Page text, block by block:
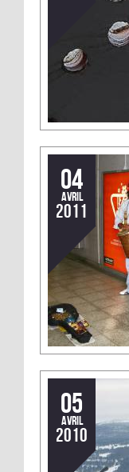
04
avril
2011
05
avril
2010